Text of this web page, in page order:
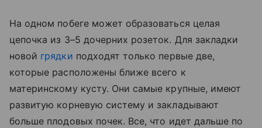
На одном побеге может образоваться целая
цепочка из 3–5 дочерних розеток. Для закладки
новой грядки подходят только первые две,
которые расположены ближе всего к
материнскому кусту. Они самые крупные, имеют
развитую корневую систему и закладывают
больше плодовых почек. Все, что идет дальше по